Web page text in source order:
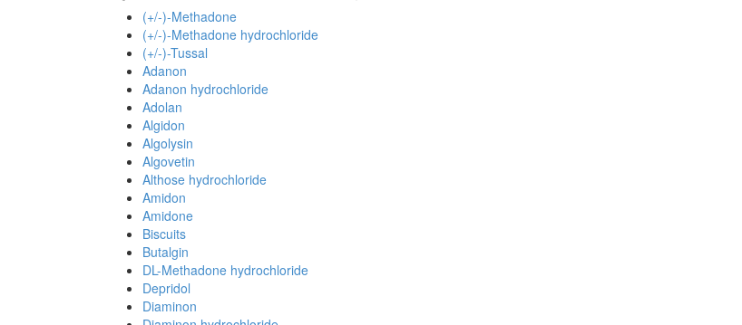
(+/-)-Methadone
(+/-)-Methadone hydrochloride
(+/-)-Tussal
Adanon
Adanon hydrochloride
Adolan
Algidon
Algolysin
Algovetin
Althose hydrochloride
Amidon
Amidone
Biscuits
Butalgin
DL-Methadone hydrochloride
Depridol
Diaminon